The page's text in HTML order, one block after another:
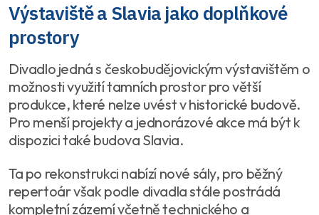
Výstaviště a Slavia jako doplňkové
prostory
Divadlo jedná s českobudějovickým výstavištěm o
možnosti využití tamních prostor pro větší
produkce, které nelze uvést v historické budově.
Pro menší projekty a jednorázové akce má být k
dispozici také budova Slavia.
Ta po rekonstrukci nabízí nové sály, pro běžný
repertoár však podle divadla stále postrádá
kompletní zázemí včetně technického a